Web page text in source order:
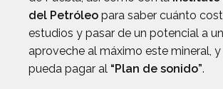
del Petróleo para saber cuánto
estudios y pasar de un potencial a
aproveche al máximo este mineral, y
pueda pagar al “Plan de sonido”.